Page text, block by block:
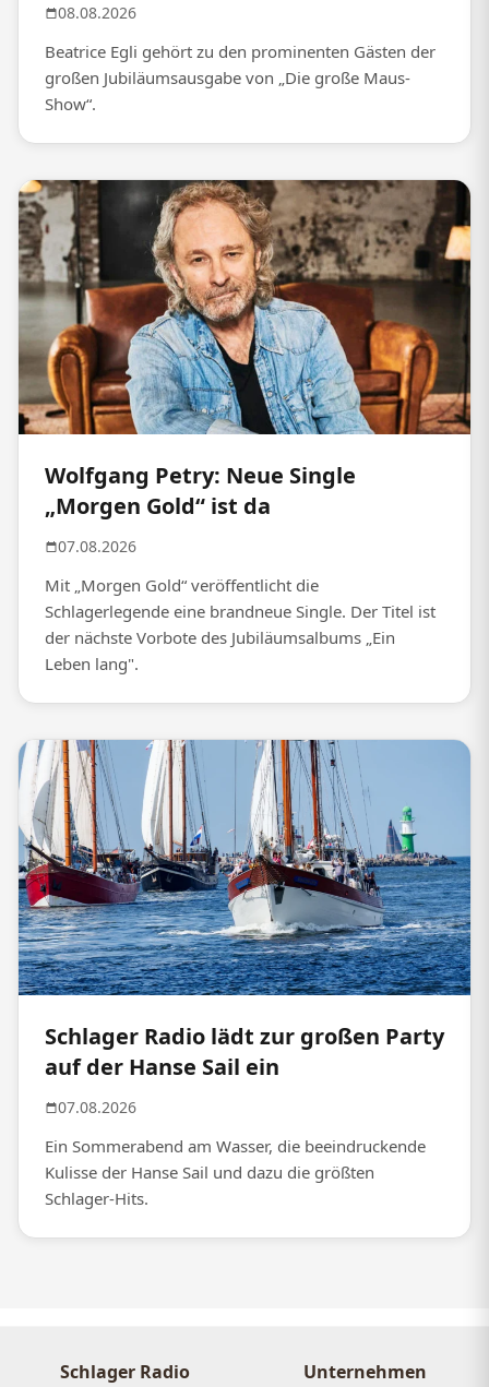
08.08.2026
Beatrice Egli gehört zu den prominenten Gästen der
großen Jubiläumsausgabe von „Die große Maus-
Show“.
Wolfgang Petry: Neue Single
„Morgen Gold“ ist da
07.08.2026
Mit „Morgen Gold“ veröffentlicht die
Schlagerlegende eine brandneue Single. Der Titel ist
der nächste Vorbote des Jubiläumsalbums „Ein
Leben lang".
Schlager Radio lädt zur großen Party
auf der Hanse Sail ein
07.08.2026
Ein Sommerabend am Wasser, die beeindruckende
Kulisse der Hanse Sail und dazu die größten
Schlager-Hits.
Schlager Radio Unternehmen